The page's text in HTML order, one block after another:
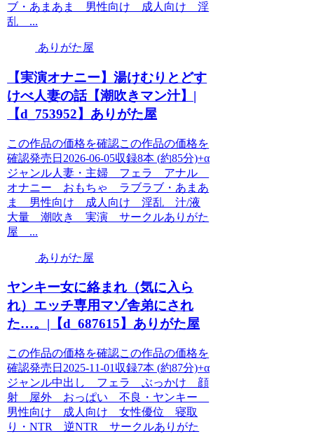
ブ・あまあま 男性向け 成人向け 淫
乱 ...
ありがた屋
【実演オナニー】湯けむりとどす
けべ人妻の話【潮吹きマン汁】|
【d_753952】ありがた屋
この作品の価格を確認この作品の価格を
確認発売日2026-06-05収録8本 (約85分)+α
ジャンル人妻・主婦 フェラ アナル
オナニー おもちゃ ラブラブ・あまあ
ま 男性向け 成人向け 淫乱 汁/液
大量 潮吹き 実演 サークルありがた
屋 ...
ありがた屋
ヤンキー女に絡まれ（気に入ら
れ）エッチ専用マゾ舎弟にされ
た…。|【d_687615】ありがた屋
この作品の価格を確認この作品の価格を
確認発売日2025-11-01収録7本 (約87分)+α
ジャンル中出し フェラ ぶっかけ 顔
射 屋外 おっぱい 不良・ヤンキー
男性向け 成人向け 女性優位 寝取
り・NTR 逆NTR サークルありがた